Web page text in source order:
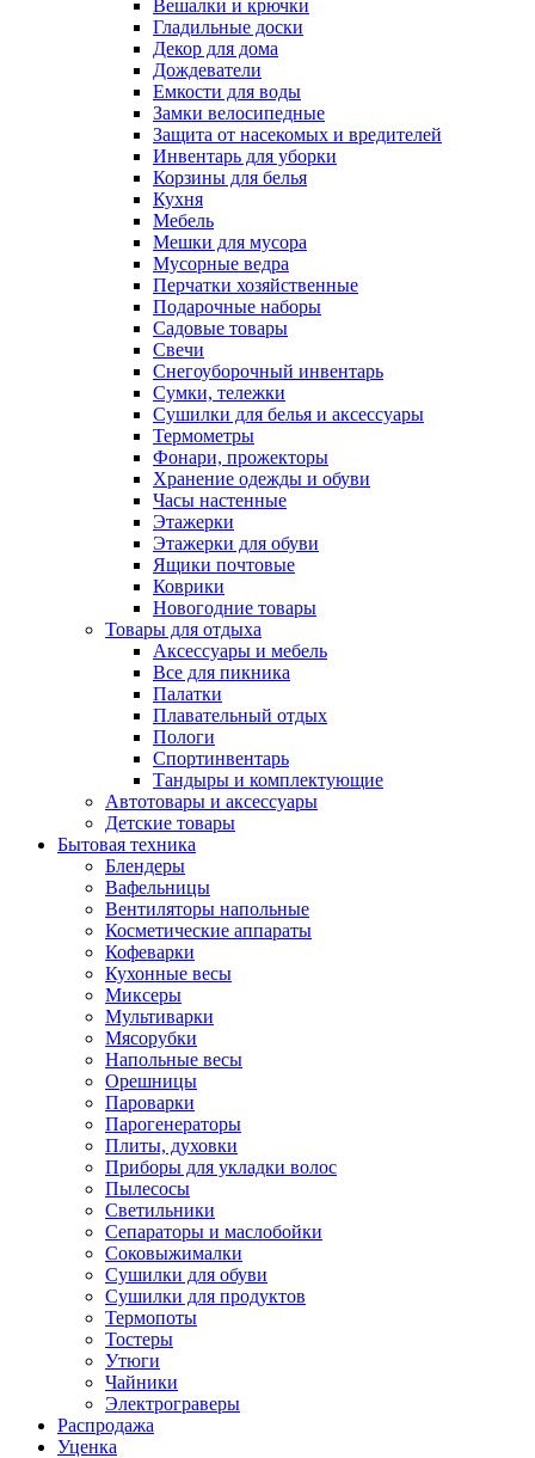
Вешалки и крючки
Гладильные доски
Декор для дома
Дождеватели
Емкости для воды
Замки велосипедные
Защита от насекомых и вредителей
Инвентарь для уборки
Корзины для белья
Кухня
Мебель
Мешки для мусора
Мусорные ведра
Перчатки хозяйственные
Подарочные наборы
Садовые товары
Свечи
Снегоуборочный инвентарь
Сумки, тележки
Сушилки для белья и аксессуары
Термометры
Фонари, прожекторы
Хранение одежды и обуви
Часы настенные
Этажерки
Этажерки для обуви
Ящики почтовые
Коврики
Новогодние товары
Товары для отдыха
Аксессуары и мебель
Все для пикника
Палатки
Плавательный отдых
Пологи
Спортинвентарь
Тандыры и комплектующие
Автотовары и аксессуары
Детские товары
Бытовая техника
Блендеры
Вафельницы
Вентиляторы напольные
Косметические аппараты
Кофеварки
Кухонные весы
Миксеры
Мультиварки
Мясорубки
Напольные весы
Орешницы
Пароварки
Парогенераторы
Плиты, духовки
Приборы для укладки волос
Пылесосы
Светильники
Сепараторы и маслобойки
Соковыжималки
Сушилки для обуви
Сушилки для продуктов
Термопоты
Тостеры
Утюги
Чайники
Электрограверы
Распродажа
Уценка